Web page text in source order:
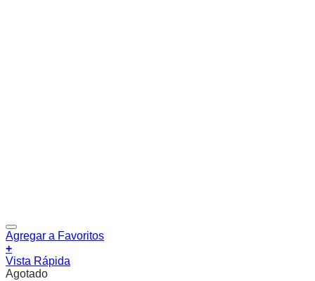
Agregar a Favoritos
+
Vista Rápida
Agotado